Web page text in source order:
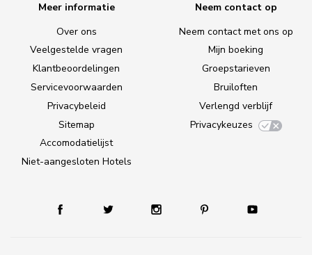
Meer informatie
Over ons
Veelgestelde vragen
Klantbeoordelingen
Servicevoorwaarden
Privacybeleid
Sitemap
Accomodatielijst
Niet-aangesloten Hotels
Neem contact op
Neem contact met ons op
Mijn boeking
Groepstarieven
Bruiloften
Verlengd verblijf
Privacykeuzes